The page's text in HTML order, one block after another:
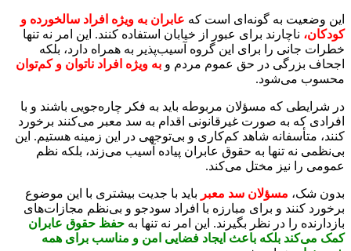
این وضعیت به گونه‌ای است که عابران به ویژه افراد سالخورده و
کودکان، ناچارند برای عبور از خیابان استفاده کنند. این امر نه تنها
خطرات جانی را برای این گروه‌ آسیب‌پذیر به همراه دارد، بلکه
اجحاف بزرگی در حق عموم مردم و به ویژه افراد ناتوان و کم‌توان
محسوب می‌شود.
در شرایطی که مسؤلان مربوطه باید به فکر چاره‌جویی باشند و با
افرادی که به صورت غیرقانونی اقدام به سد معبر می‌کنند برخورد
کنند، متأسفانه شاهد کم‌کاری و بی‌توجهی در این زمینه هستیم. این
بی‌نظمی نه تنها به حقوق عابران پیاده آسیب می‌زند، بلکه نظم
عمومی را نیز مختل می‌کند.
بدون شک، مسؤلان سد معبر باید با جدیت بیشتری با این موضوع
برخورد کنند و برای مبارزه با افراد سودجو و بی‌نظم مجازات‌های
بازدارنده را در نظر بگیرند. این امر نه تنها به حفظ حقوق عابران
کمک می‌کند بلکه باعث ایجاد فضایی امن و مناسب برای همه